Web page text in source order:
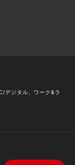
デジタル、ワーク&ラ